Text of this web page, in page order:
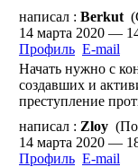
написал : Berkut
14 марта 2020 —
Профиль E-mail
Начать нужно с
создавших и
преступление
написал : Zloy
14 марта 2020 —
Профиль E-mail